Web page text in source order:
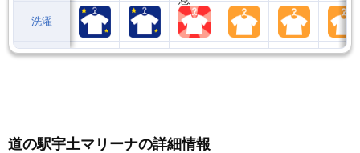
洗濯
道の駅宇土マリーナの詳細情報